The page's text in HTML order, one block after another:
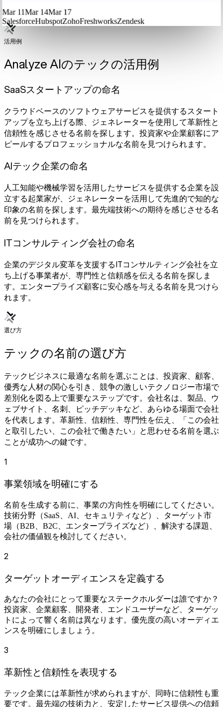
Mar 11Mar 14Mar 17
SalesforceHubspotZohoFreshworksZendesk
活用例
Analyze AIのテックの活用例
SaaSスタートアップの命名
クラウドベースのソフトウェアサービスを提供するスタート
アップを立ち上げる際、ジェネレーターを使用して革新性と
信頼性を感じさせる名前を探します。投資家や企業顧客にア
ピールするプロフェッショナルな名前を見つけられます。
AIテック企業の命名
人工知能や機械学習を活用したサービスを提供する企業を設
立する起業家が、ジェネレーターを活用して先進的で知的な
印象の名前を探します。最先端技術への期待を感じさせる名
前を見つけられます。
ITコンサルティング会社の命名
企業のデジタル変革を支援するITコンサルティング会社を立
ち上げる事業者が、専門性と信頼感を伝える名前を探しま
す。エンタープライズ顧客に安心感を与える名前を見つけら
れます。
選び方
テックの名前の選び方
テックビジネスに最適な名前を選ぶことは、投資家、顧客、
優秀な人材の関心を引き、競争の激しいテクノロジー市場で
差別化を図る上で重要なステップです。会社名は、製品、ウ
ェブサイト、名刺、ピッチデッキなど、あらゆる場面で会社
を代表します。革新性、信頼性、専門性を伝え、「この会社
と取引したい、この会社で働きたい」と思わせる名前を選ぶ
ことが成功への鍵です。
1
事業領域を明確にする
名前を生成する前に、事業の方向性を明確にしてください。
技術分野（SaaS、AI、セキュリティなど）、ターゲット市
場（B2B、B2C、エンタープライズなど）、解決する課題、
会社の価値観を検討してください。
2
ターゲットオーディエンスを定義する
あなたの会社にとって重要なステークホルダーは誰ですか？
投資家、企業顧客、開発者、エンドユーザーなど、ターゲッ
トによって響く名前は異なります。優先度の高いオーディエ
ンスを明確にしましょう。
3
革新性と信頼性を表現する
テック企業には革新性が求められますが、同時に信頼性も重
要です。最先端の技術力と、安定したサービス提供への信頼